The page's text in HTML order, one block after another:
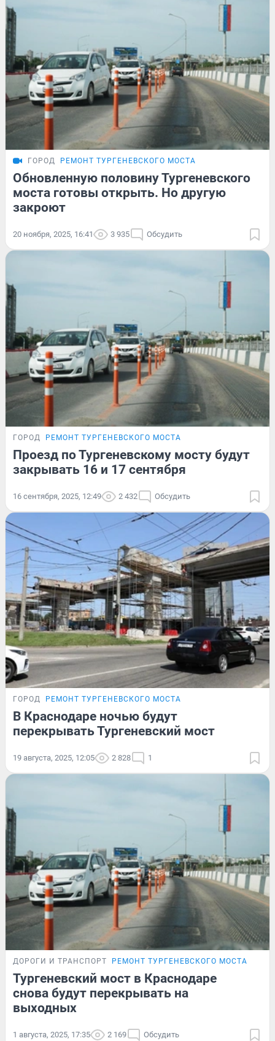
ГОРОД РЕМОНТ ТУРГЕНЕВСКОГО МОСТА
Обновленную половину Тургеневского
моста готовы открыть. Но другую
закроют
20 ноября, 2025, 16:41 3 935 Обсудить
ГОРОД РЕМОНТ ТУРГЕНЕВСКОГО МОСТА
Проезд по Тургеневскому мосту будут
закрывать 16 и 17 сентября
16 сентября, 2025, 12:49 2 432 Обсудить
ГОРОД РЕМОНТ ТУРГЕНЕВСКОГО МОСТА
В Краснодаре ночью будут
перекрывать Тургеневский мост
19 августа, 2025, 12:05 2 828 1
ДОРОГИ И ТРАНСПОРТ РЕМОНТ ТУРГЕНЕВСКОГО МОСТА
Тургеневский мост в Краснодаре
снова будут перекрывать на
выходных
1 августа, 2025, 17:35 2 169 Обсудить